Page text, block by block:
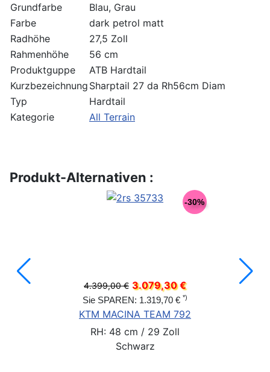
Grundfarbe
Blau, Grau
Farbe
dark petrol matt
Radhöhe
27,5 Zoll
Rahmenhöhe
56 cm
Produktguppe
ATB Hardtail
Kurzbezeichnung Sharptail 27 da Rh56cm Diam
Typ
Hardtail
Kategorie
All Terrain
Produkt-Alternativen :
-30%
4.399,00 € 3.079,30 €
Sie SPAREN: 1.319,70 € *)
KTM MACINA TEAM 792
RH: 48 cm / 29 Zoll
Schwarz